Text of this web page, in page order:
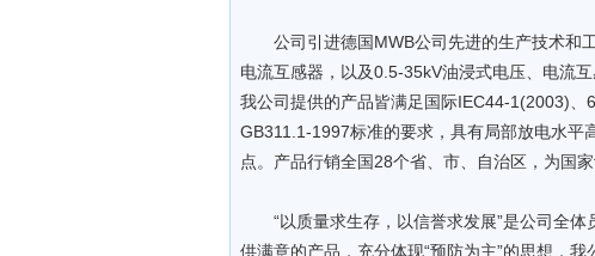
公司引进德国MWB公司先进的生产技术和工
电流互感器，以及0.5-35kV油浸式电压、电流
我公司提供的产品皆满足国际IEC44-1(2003)
GB311.1-1997标准的要求，具有局部放电水平
点。产品行销全国28个省、市、自治区，为国
“以质量求生存，以信誉求发展”是公司全体
供满意的产品，充分体现“预防为主”的思想，